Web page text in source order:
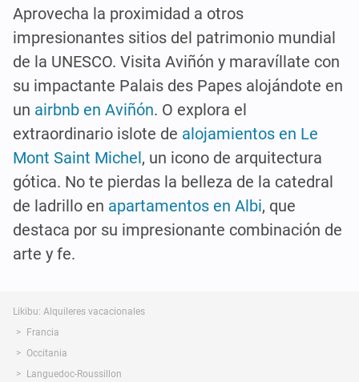
Aprovecha la proximidad a otros
impresionantes sitios del patrimonio mundial
de la UNESCO. Visita Aviñón y maravíllate con
su impactante Palais des Papes alojándote en
un airbnb en Aviñón. O explora el
extraordinario islote de alojamientos en Le
Mont Saint Michel, un icono de arquitectura
gótica. No te pierdas la belleza de la catedral
de ladrillo en apartamentos en Albi, que
destaca por su impresionante combinación de
arte y fe.
Likibu: Alquileres vacacionales
Francia
Occitania
Languedoc-Roussillon